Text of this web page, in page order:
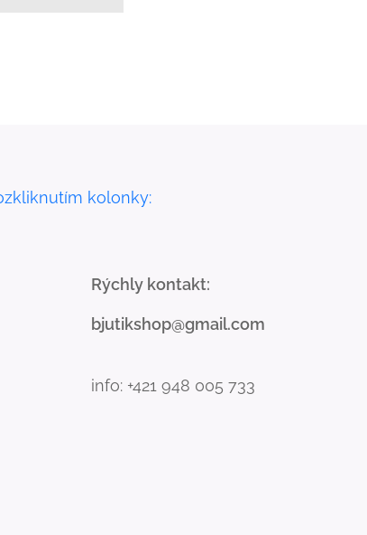
kolonky:
Rýchly kontakt:
bjutikshop@gmail.com
info: +421 948 005 733